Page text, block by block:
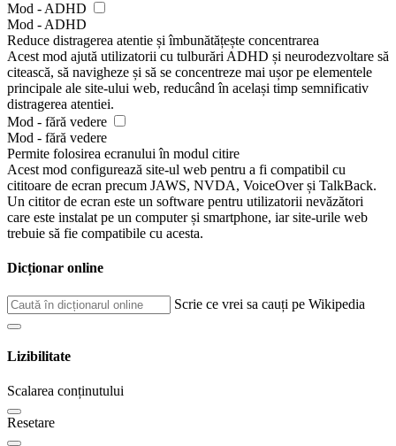
Mod - ADHD
Mod - ADHD
Reduce distragerea atentie și îmbunătățește concentrarea
Acest mod ajută utilizatorii cu tulburări ADHD și neurodezvoltare să
citească, să navigheze și să se concentreze mai ușor pe elementele
principale ale site-ului web, reducând în același timp semnificativ
distragerea atentiei.
Mod - fără vedere
Mod - fără vedere
Permite folosirea ecranului în modul citire
Acest mod configurează site-ul web pentru a fi compatibil cu
cititoare de ecran precum JAWS, NVDA, VoiceOver și TalkBack.
Un cititor de ecran este un software pentru utilizatorii nevăzători
care este instalat pe un computer și smartphone, iar site-urile web
trebuie să fie compatibile cu acesta.
Dicționar online
Scrie ce vrei sa cauți pe Wikipedia
Lizibilitate
Scalarea conținutului
Resetare